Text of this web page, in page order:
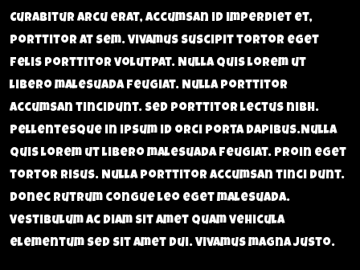
Curabitur arcu erat, accumsan id imperdiet et,
porttitor at sem. Vivamus suscipit tortor eget
felis porttitor volutpat. Nulla quis lorem ut
libero malesuada feugiat. Nulla porttitor
accumsan tincidunt. Sed porttitor lectus nibh.
Pellentesque in ipsum id orci porta dapibus.Nulla
quis lorem ut libero malesuada feugiat. Proin eget
tortor risus. Nulla porttitor accumsan tinci dunt.
Donec rutrum congue leo eget malesuada.
Vestibulum ac diam sit amet quam vehicula
elementum sed sit amet dui. Vivamus magna justo.